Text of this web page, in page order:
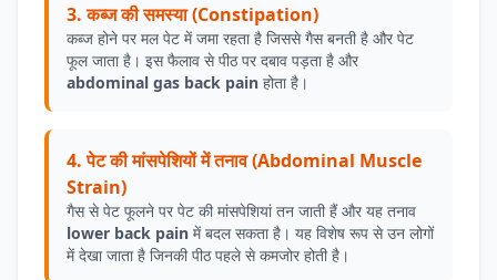
3. कब्ज की समस्या (Constipation)
कब्ज होने पर मल पेट में जमा रहता है जिससे गैस बनती है और पेट
फूल जाता है। इस फैलाव से पीठ पर दबाव पड़ता है और
abdominal gas back pain होता है।
4. पेट की मांसपेशियों में तनाव (Abdominal Muscle
Strain)
गैस से पेट फूलने पर पेट की मांसपेशियां तन जाती हैं और यह तनाव
lower back pain में बदल सकता है। यह विशेष रूप से उन लोगों
में देखा जाता है जिनकी पीठ पहले से कमजोर होती है।